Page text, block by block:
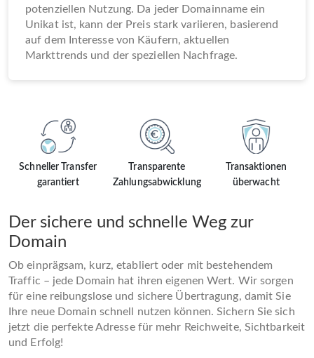
Schneller Transfer
garantiert
Transparente
Zahlungsabwicklung
Transaktionen
überwacht
Der sichere und schnelle Weg zur
Domain
Ob einprägsam, kurz, etabliert oder mit bestehendem
Traffic – jede Domain hat ihren eigenen Wert. Wir sorgen
für eine reibungslose und sichere Übertragung, damit Sie
Ihre neue Domain schnell nutzen können. Sichern Sie sich
jetzt die perfekte Adresse für mehr Reichweite, Sichtbarkeit
und Erfolg!
potenziellen Nutzung. Da jeder Domainname ein
Unikat ist, kann der Preis stark variieren, basierend
auf dem Interesse von Käufern, aktuellen
Markttrends und der speziellen Nachfrage.